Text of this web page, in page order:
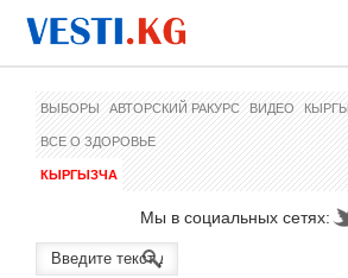
ВЫБОРЫ АВТОРСКИЙ РАКУРС ВИДЕО
ВСЕ О ЗДОРОВЬЕ
КЫРГЫЗЧА
Мы в социальных сетях: